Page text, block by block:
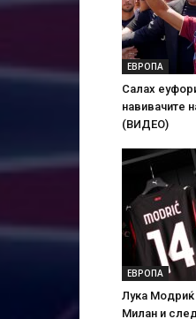
ЕВРОПА
Салах
навивачите
(ВИДЕО)
ЕВРОПА
Лука
Милан и